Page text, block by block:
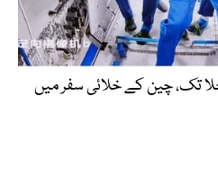
تک، چین کے خلائی سفر میں